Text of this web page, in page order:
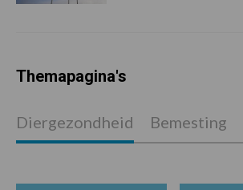
Themapagina's
Diergezondheid Bemesting